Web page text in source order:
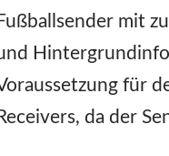
Fußballsender mit
für
Receivers, da der